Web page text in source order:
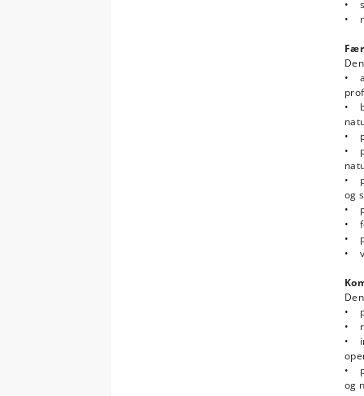
•
•
•
•
•
•
•
og
•
•
•
•
•
•
•
•
og